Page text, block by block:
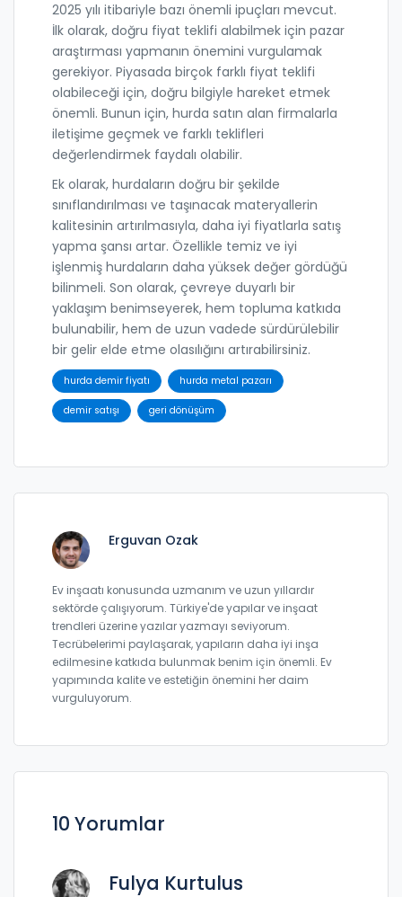
2025 yılı itibariyle bazı önemli ipuçları mevcut.
İlk olarak, doğru fiyat teklifi alabilmek için pazar
araştırması yapmanın önemini vurgulamak
gerekiyor. Piyasada birçok farklı fiyat teklifi
olabileceği için, doğru bilgiyle hareket etmek
önemli. Bunun için, hurda satın alan firmalarla
iletişime geçmek ve farklı teklifleri
değerlendirmek faydalı olabilir.
Ek olarak, hurdaların doğru bir şekilde
sınıflandırılması ve taşınacak materyallerin
kalitesinin artırılmasıyla, daha iyi fiyatlarla satış
yapma şansı artar. Özellikle temiz ve iyi
işlenmiş hurdaların daha yüksek değer gördüğü
bilinmeli. Son olarak, çevreye duyarlı bir
yaklaşım benimseyerek, hem topluma katkıda
bulunabilir, hem de uzun vadede sürdürülebilir
bir gelir elde etme olasılığını artırabilirsiniz.
hurda demir fiyatı hurda metal pazarı
demir satışı geri dönüşüm
Erguvan Ozak
Ev inşaatı konusunda uzmanım ve uzun yıllardır
sektörde çalışıyorum. Türkiye'de yapılar ve inşaat
trendleri üzerine yazılar yazmayı seviyorum.
Tecrübelerimi paylaşarak, yapıların daha iyi inşa
edilmesine katkıda bulunmak benim için önemli. Ev
yapımında kalite ve estetiğin önemini her daim
vurguluyorum.
10 Yorumlar
Fulya Kurtulus